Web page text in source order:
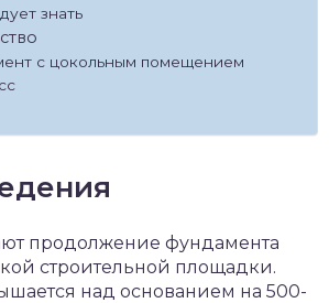
знать
с цокольным помещением
продолжение фундамента
строительной площадки.
над основанием на 500-